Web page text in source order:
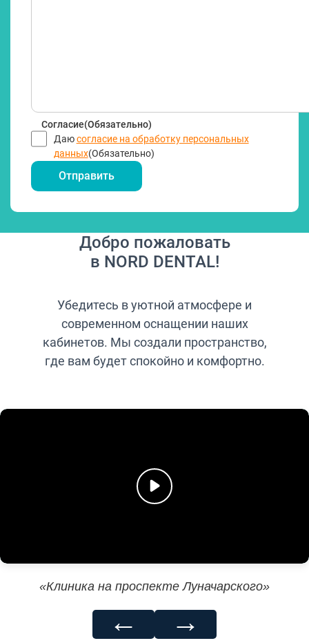
Согласие(Обязательно)
Даюсогласие на обработку персональных
данных(Обязательно)
Добро пожаловать
в NORD DENTAL!
Убедитесь в уютной атмосфере и
современном оснащении наших
кабинетов. Мы создали пространство,
где вам будет спокойно и комфортно.
«Клиника на проспекте Луначарского»
← →